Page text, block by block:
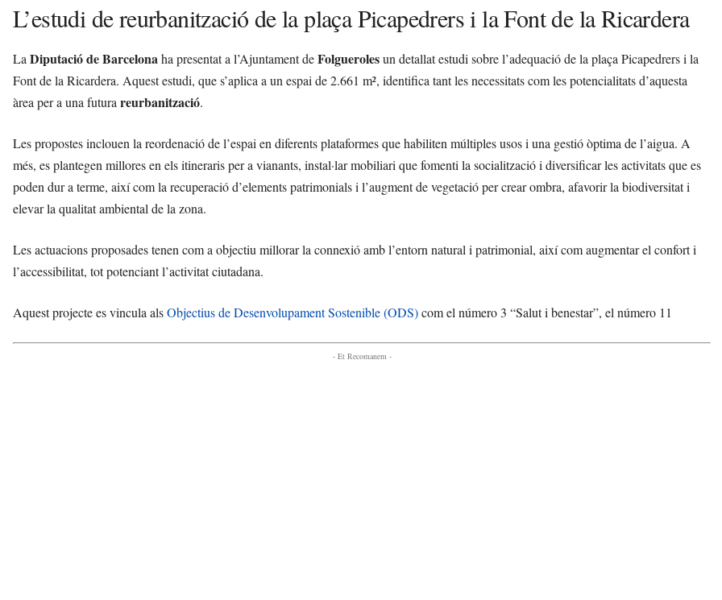
L’estudi de reurbanització de la plaça Picapedrers i la Font de la Ricardera
La Diputació de Barcelonaha presentat a l’Ajuntament deFolguerolesun detallat estudi sobre l’adequació de la plaça Picapedrers i la
Font de la Ricardera. Aquest estudi, que s’aplica a un espai de 2.661 m², identifica tant les necessitats com les potencialitats d’aquesta
àrea per a una futura reurbanització.
Les propostes inclouen la reordenació de l’espai en diferents plataformes que habiliten múltiples usos i una gestió òptima de l’aigua. A
més, es plantegen millores en els itineraris per a vianants, instal·lar mobiliari que fomenti la socialització i diversificar les activitats que es
poden dur a terme, així com la recuperació d’elements patrimonials i l’augment de vegetació per crear ombra, afavorir la biodiversitat i
elevar la qualitat ambiental de la zona.
Les actuacions proposades tenen com a objectiu millorar la connexió amb l’entorn natural i patrimonial, així com augmentar el confort i
l’accessibilitat, tot potenciant l’activitat ciutadana.
Aquest projecte es vincula alsObjectius de Desenvolupament Sostenible (ODS)com el número 3 “Salut i benestar”, el número 11
- Et Recomanem -